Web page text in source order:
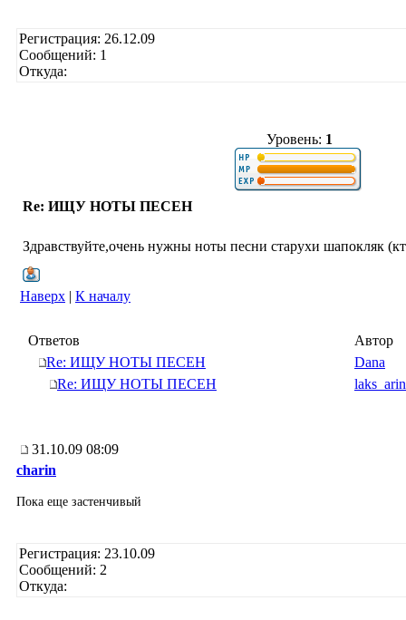
Регистрация: 26.12.09
Сообщений: 1
Откуда:
Уровень: 1
Re: ИЩУ НОТЫ ПЕСЕН
Здравствуйте,очень нужны ноты песни старухи шапокляк
Наверх | К началу
Ответов
Автор
Re: ИЩУ НОТЫ ПЕСЕН
Dana
Re: ИЩУ НОТЫ ПЕСЕН
31.10.09 08:09
charin
Пока еще застенчивый
Регистрация: 23.10.09
Сообщений: 2
Откуда: